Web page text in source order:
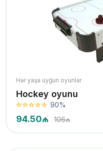
Hər yaşa uyğun oyunlar
Hockey oyunu
90%
94.50₼ 106₼